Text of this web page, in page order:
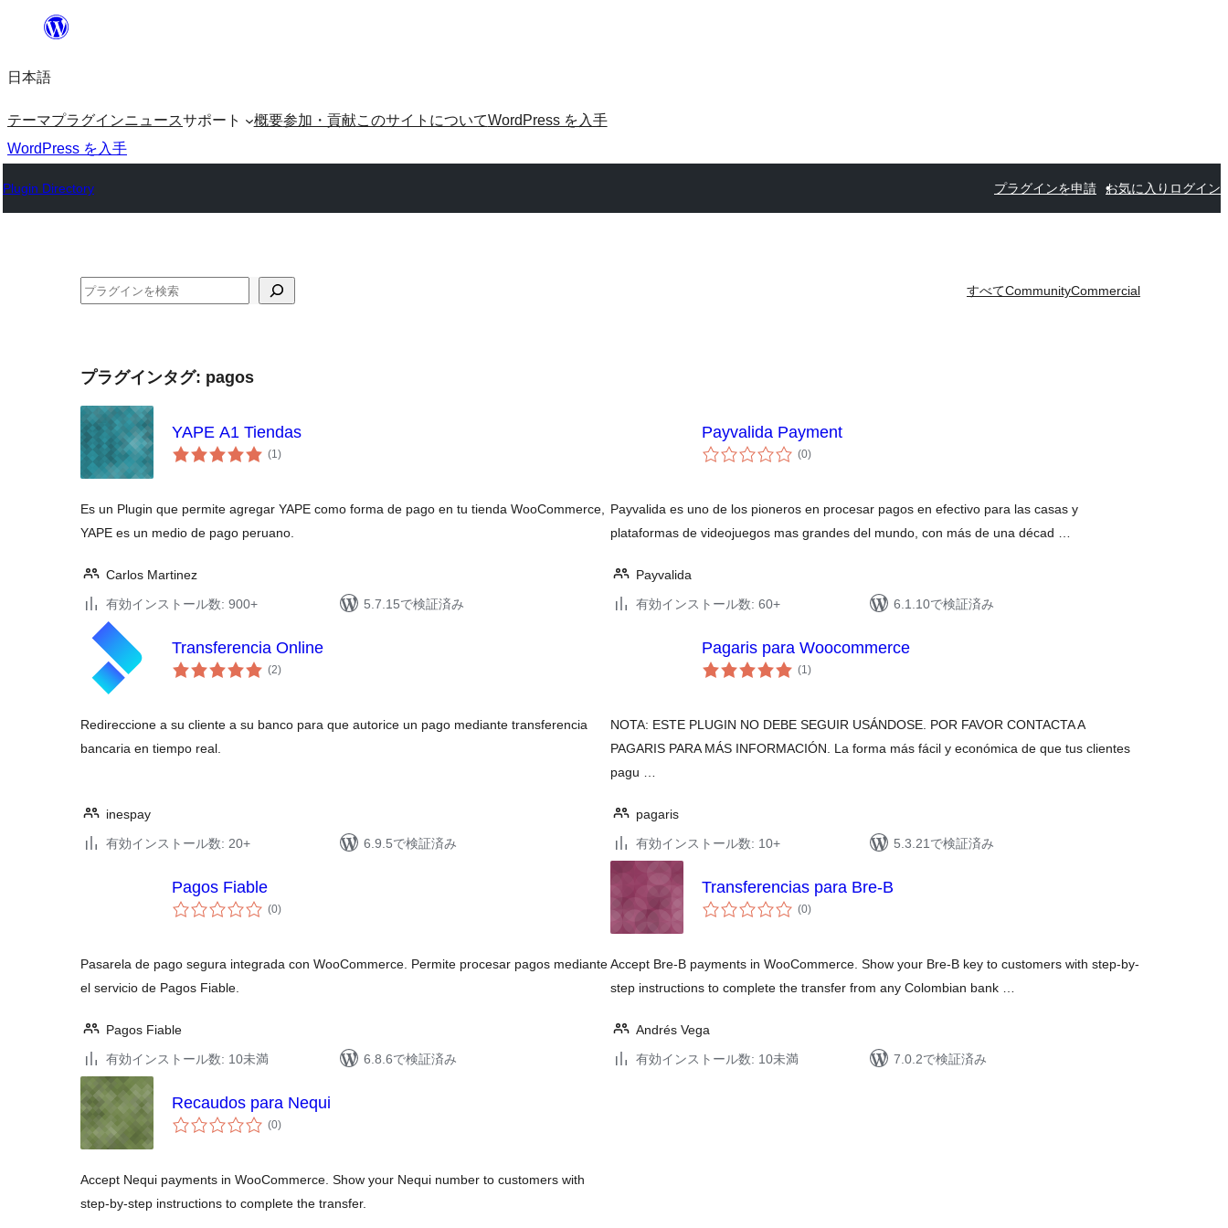
を
ッ
プ
日本語
テーマプラグインニュースサポート 概要参加・貢献このサイトについてWordPress を入手
WordPress を入手
Plugin Directory プラグインを申請 お気に入り ログイン
検
すべてCommunityCommercial
プラグインタグ: pagos
YAPE A1 Tiendas
(1個
の)
Es un Plugin que permite agregar YAPE como forma de pago en tu tienda WooCommerce,
YAPE es un medio de pago peruano.
Carlos Martinez
有効インストール数: 900+
5.7.15で検証済み
Payvalida Payment
(0個
の)
Payvalida es uno de los pioneros en procesar pagos en efectivo para las casas y
plataformas de videojuegos mas grandes del mundo, con más de una décad …
Payvalida
有効インストール数: 60+
6.1.10で検証済み
Transferencia Online
(2個
の)
Redireccione a su cliente a su banco para que autorice un pago mediante transferencia
bancaria en tiempo real.
inespay
有効インストール数: 20+
6.9.5で検証済み
Pagaris para Woocommerce
(1個
の)
NOTA: ESTE PLUGIN NO DEBE SEGUIR USÁNDOSE. POR FAVOR CONTACTA A
PAGARIS PARA MÁS INFORMACIÓN. La forma más fácil y económica de que tus clientes
pagu …
pagaris
有効インストール数: 10+
5.3.21で検証済み
Pagos Fiable
(0個
の)
Pasarela de pago segura integrada con WooCommerce. Permite procesar pagos mediante
el servicio de Pagos Fiable.
Pagos Fiable
有効インストール数: 10未満
6.8.6で検証済み
Transferencias para Bre-B
(0個
の)
Accept Bre-B payments in WooCommerce. Show your Bre-B key to customers with step-by-
step instructions to complete the transfer from any Colombian bank …
Andrés Vega
有効インストール数: 10未満
7.0.2で検証済み
Recaudos para Nequi
(0個
の)
Accept Nequi payments in WooCommerce. Show your Nequi number to customers with
step-by-step instructions to complete the transfer.